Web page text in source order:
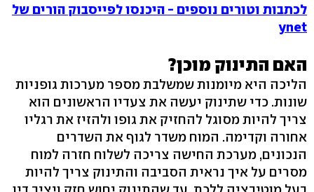
לכתבות וטורים נוספים - היכנסו לפייסבוק הורים של
ynet
האם התינוק מוכן?
הליכה היא מיומנות שמשלבת מספר מערכות גופניות
שונות. כדי שתינוק יעשה את צעדיו הראשונים הוא
צריך להיות מסוגל להחזיק את גופו ולהזיז את רגליו
אחורה וקדימה. המוח משדר לגוף את השדרים
הנכונים, מערכת החישה צריכה לשלוח חזרה למוח
מסרים על איך נראית הסביבה והתינוק צריך להיות